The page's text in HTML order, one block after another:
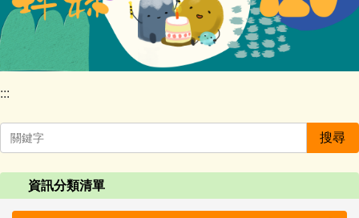
:::
搜尋
資訊分類清單